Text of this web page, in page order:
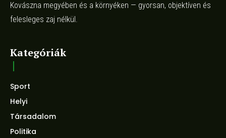
Kovászna megyében és a környéken — gyorsan, objektíven és
felesleges zaj nélkül.
Kategóriák
Sport
Helyi
Társadalom
Politika